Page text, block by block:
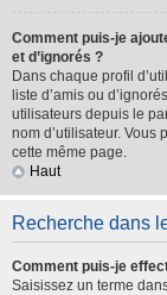
Comment puis-je
et d’ignorés ?
Dans chaque profil
liste d’amis ou
utilisateurs depuis le
nom d’utilisateur.
cette même page.
Haut
Recherche dans
Comment puis-je
Saisissez un terme